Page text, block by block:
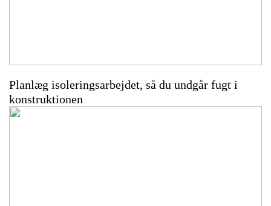
Planlæg isoleringsarbejdet, så du undgår fugt i
konstruktionen